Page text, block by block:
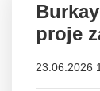
proje
23.06.2026